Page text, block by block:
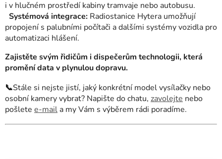
i v hlučném prostředí kabiny tramvaje nebo autobusu.
Systémová integrace: Radiostanice Hytera umožňují
propojení s palubními počítači a dalšími systémy vozidla pro
automatizaci hlášení.
Zajistěte svým řidičům i dispečerům technologii, která
promění data v plynulou dopravu.
📞Stále si nejste jistí, jaký konkrétní model vysílačky nebo
osobní kamery vybrat? Napište do chatu, zavolejte nebo
pošlete e-mail a my Vám s výběrem rádi poradíme.